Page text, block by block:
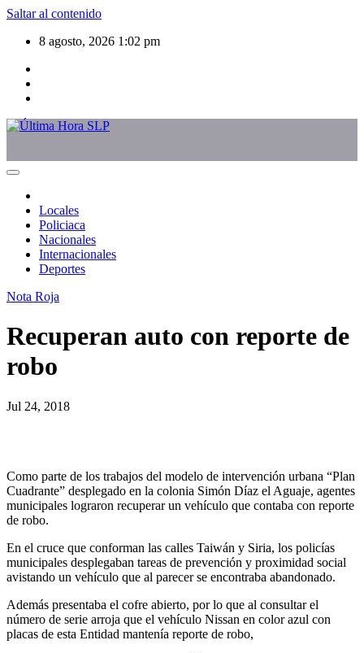
Saltar al contenido
8 agosto, 2026 1:02 pm
Locales
Policiaca
Nacionales
Internacionales
Deportes
Nota Roja
Recuperan auto con reporte de
robo
Jul 24, 2018
Como parte de los trabajos del modelo de intervención urbana “Plan
Cuadrante” desplegado en la colonia Simón Díaz el Aguaje, agentes
municipales lograron recuperar un vehículo que contaba con reporte
de robo.
En el cruce que conforman las calles Taiwán y Siria, los policías
municipales desplegaban tareas de prevención y proximidad social
avistando un vehículo que al parecer se encontraba abandonado.
Además presentaba el cofre abierto, por lo que al consultar el
número de serie arroja que el vehículo Nissan en color azul con
placas de esta Entidad mantenía reporte de robo,